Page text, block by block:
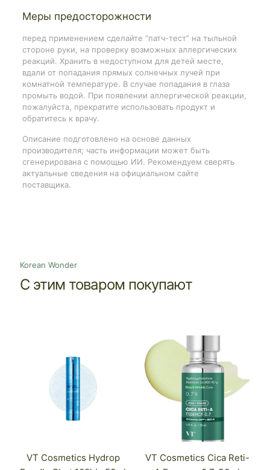
Меры предосторожности
перед применением сделайте “патч-тест” на тыльной
стороне руки, на проверку возможных аллергических
реакций. Хранить в недоступном для детей месте,
вдали от попадания прямых солнечных лучей при
комнатной температуре. В случае попадания в глаза
промыть водой. При появлении аллергической реакции,
пожалуйста, прекратите использовать продукт и
обратитесь к врачу.
Описание подготовлено на основе данных
производителя; часть информации может быть
сгенерирована с помощью ИИ. Рекомендуем сверять
актуальные сведения на официальном сайте
поставщика.
Korean Wonder
С этим товаром покупают
VT Cosmetics Hydrop
VT Cosmetics Cica Reti-